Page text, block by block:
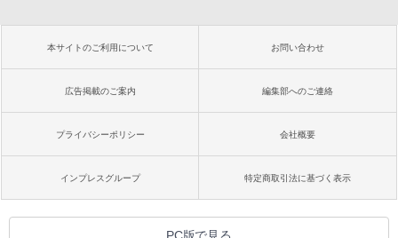
本サイトのご利用について お問い合わせ
広告掲載のご案内 編集部へのご連絡
プライバシーポリシー 会社概要
インプレスグループ 特定商取引法に基づく表示